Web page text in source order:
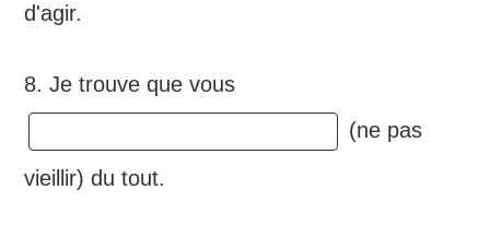
d'agir.
8. Je trouve que vous
(ne pas
vieillir) du tout.